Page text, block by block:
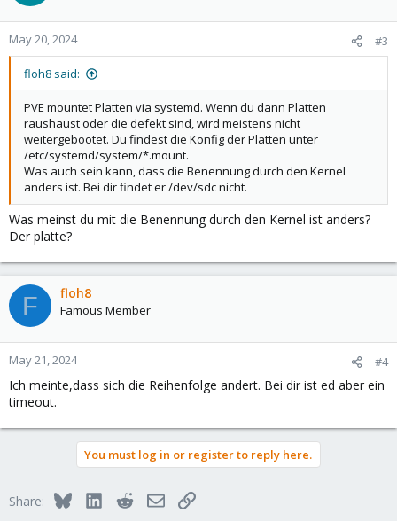
May 20, 2024 #3
floh8 said:
PVE mountet Platten via systemd. Wenn du dann Platten
raushaust oder die defekt sind, wird meistens nicht
weitergebootet. Du findest die Konfig der Platten unter
/etc/systemd/system/*.mount.
Was auch sein kann, dass die Benennung durch den Kernel
anders ist. Bei dir findet er /dev/sdc nicht.
Was meinst du mit die Benennung durch den Kernel ist anders?
Der platte?
F floh8
Famous Member
May 21, 2024 #4
Ich meinte,dass sich die Reihenfolge andert. Bei dir ist ed aber ein
timeout.
You must log in or register to reply here.
Share: BlueskyLinkedInRedditEmailLink